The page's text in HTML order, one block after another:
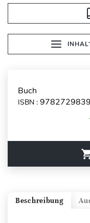
Buch
ISBN :
Beschreibung